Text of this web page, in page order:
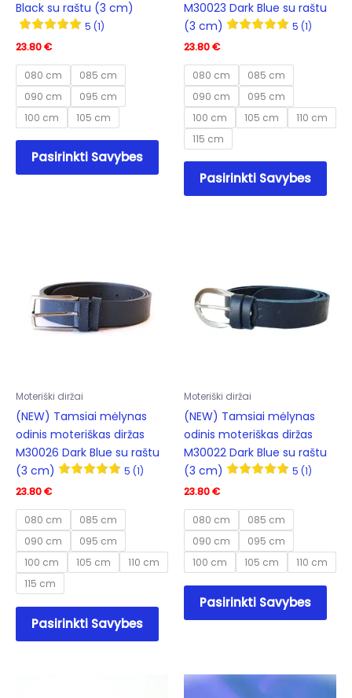
Black su raštu (3 cm)
5 (1)
23.80€
080 cm
085 cm
090 cm
095 cm
100 cm
105 cm
Pasirinkti Savybes
This
product
has
multiple
chosen
M30023 Dark Blue su raštu
(3 cm)
5 (1)
23.80€
080 cm
085 cm
090 cm
095 cm
100 cm
105 cm
110 cm
115 cm
Pasirinkti Savybes
This
has
may
be
Moteriški diržai
(NEW) Tamsiai mėlynas
odinis moteriškas diržas
M30026 Dark Blue su raštu
(3 cm)
5 (1)
23.80€
080 cm
085 cm
090 cm
095 cm
100 cm
105 cm
110 cm
115 cm
Pasirinkti Savybes
This
has
variants.
Moteriški diržai
(NEW) Tamsiai mėlynas
odinis moteriškas diržas
M30022 Dark Blue su raštu
(3 cm)
5 (1)
23.80€
080 cm
085 cm
090 cm
095 cm
100 cm
105 cm 110 cm
Pasirinkti Savybes
This
has
The